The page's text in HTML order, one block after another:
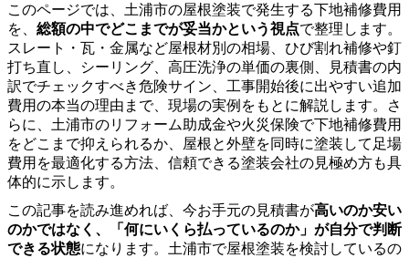
このページでは、土浦市の屋根塗装で発生する下地補修費用
を、 総額の中でどこまでが妥当かという視点で整理します。
スレート・瓦・金属など屋根材別の相場、ひび割れ補修や釘
打ち直し、シーリング、高圧洗浄の単価の裏側、見積書の内
訳でチェックすべき危険サイン、工事開始後に出やすい追加
費用の本当の理由まで、現場の実例をもとに解説します。さ
らに、土浦市のリフォーム助成金や火災保険で下地補修費用
をどこまで抑えられるか、屋根と外壁を同時に塗装して足場
費用を最適化する方法、信頼できる塗装会社の見極め方も具
体的に示します。
この記事を読み進めれば、今お手元の見積書が高いのか安い
のかではなく、「何にいくら払っているのか」が自分で判断
できる状態になります。土浦市で屋根塗装を検討しているの